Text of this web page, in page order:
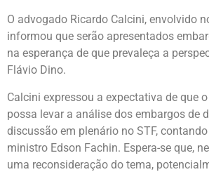
O advogado Ricardo Calcini, envolvido
informou que serão apresentados
na esperança de que prevaleça a
Flávio Dino.
Calcini expressou a expectativa de que
possa levar a análise dos embargos de
discussão em plenário no STF,
ministro Edson Fachin. Espera-se que,
uma reconsideração do tema,